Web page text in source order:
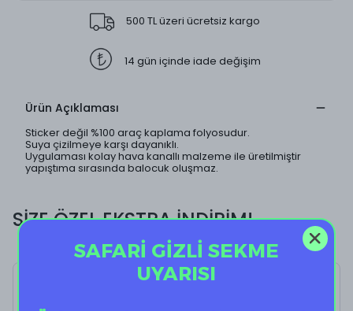
500 TL üzeri ücretsiz kargo
14 gün içinde iade değişim
Ürün Açıklaması
Sticker değil %100 araç kaplama folyosudur.
Suya çizilmeye karşı dayanıklı.
Uygulaması kolay hava kanallı malzeme ile üretilmiştir
yapıştıma sırasında balocuk oluşmaz.
SİZE ÖZEL EKSTRA İNDİRİM!
SAFARİ GİZLİ SEKME
UYARISI